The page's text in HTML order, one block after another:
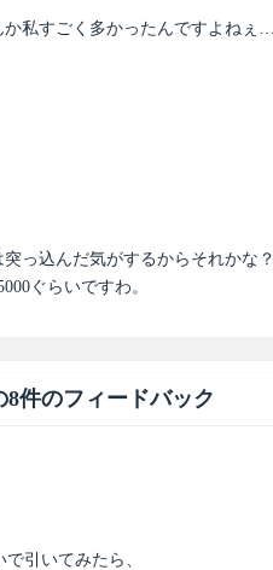
私すごく多かったんですよねぇ…
っ込んだ気がするからそれかな？
ぐらいですわ。
件のフィードバック
引いてみたら、